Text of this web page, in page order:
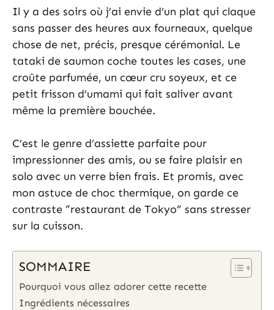
Il y a des soirs où j’ai envie d’un plat qui claque
sans passer des heures aux fourneaux, quelque
chose de net, précis, presque cérémonial. Le
tataki de saumon coche toutes les cases, une
croûte parfumée, un cœur cru soyeux, et ce
petit frisson d’umami qui fait saliver avant
même la première bouchée.
C’est le genre d’assiette parfaite pour
impressionner des amis, ou se faire plaisir en
solo avec un verre bien frais. Et promis, avec
mon astuce de choc thermique, on garde ce
contraste “restaurant de Tokyo” sans stresser
sur la cuisson.
SOMMAIRE
Pourquoi vous allez adorer cette recette
Ingrédients nécessaires